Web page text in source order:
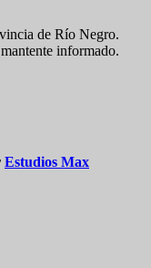
de Río Negro.
informado.
Estudios Max